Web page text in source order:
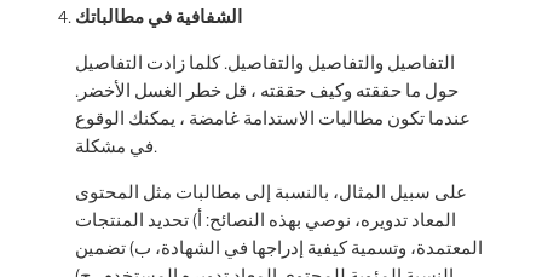
الشفافية في مطالباتك
التفاصيل والتفاصيل والتفاصيل. كلما زادت التفاصيل
حول ما حققته وكيف حققته ، قل خطر الغسل الأخضر.
عندما تكون مطالبات الاستدامة غامضة ، يمكنك الوقوع
في مشكلة.
على سبيل المثال، بالنسبة إلى مطالبات مثل المحتوى
المعاد تدويره، نوصي بهذه النصائح: أ) تحديد المنتجات
المعتمدة، وتسمية كيفية إدراجها في الشهادة، ب) تضمين